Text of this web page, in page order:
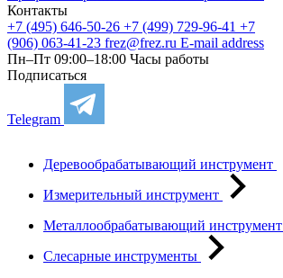
Контакты
+7 (495) 646-50-26 +7 (499) 729-96-41 +7
(906) 063-41-23 frez@frez.ru E-mail address
Пн–Пт 09:00–18:00 Часы работы
Подписаться
Telegram
Деревообрабатывающий инструмент
Измерительный инструмент
Металлообрабатывающий инструмент
Слесарные инструменты